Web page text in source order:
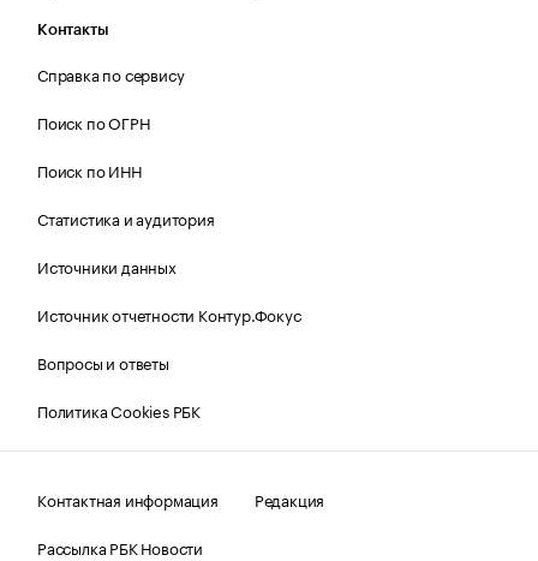
Контакты
Справка по сервису
Поиск по ОГРН
Поиск по ИНН
Статистика и аудитория
Источники данных
Источник отчетности Контур.Фокус
Вопросы и ответы
Политика Cookies РБК
Контактная информация
Редакция
Рассылка РБК Новости